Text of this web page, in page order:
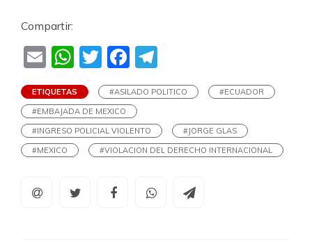
Compartir:
EmailWhatsApp
TwitterFacebook
ETIQUETAS #ASILADO POLITICO
#ECUADOR
#EMBAJADA DE MEXICO
#INGRESO POLICIAL VIOLENTO
#JORGE GLAS
#MEXICO
#VIOLACION DEL DERECHO INTERNACIONAL